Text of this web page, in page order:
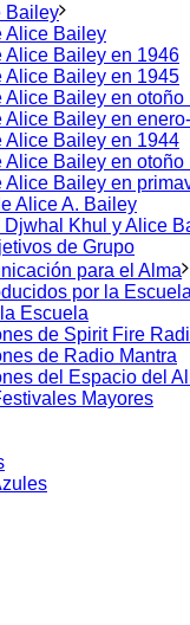
Bailey
Alice Bailey
Alice Bailey en 1946
Alice Bailey en 1945
Alice Bailey en otoño
Alice Bailey en
Alice Bailey en 1944
Alice Bailey en otoño
Alice Bailey en
Alice A. Bailey
Djwhal Khul y Alice
de Grupo
para el Alma
por la
Escuela
de Spirit Fire
de Radio Mantra
del Espacio del
Mayores